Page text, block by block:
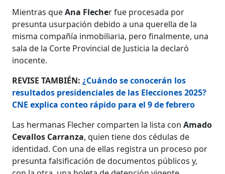
Mientras queAna Flecher fue procesada por
presunta usurpación debido a una querella de la
misma compañía inmobiliaria, pero finalmente, una
sala de la Corte Provincial de Justicia la declaró
inocente.
REVISE TAMBIÉN:¿Cuándo se conocerán los
resultados presidenciales de las Elecciones 2025?
CNE explica conteo rápido para el 9 de febrero
Las hermanas Flecher comparten la lista conAmado
Cevallos Carranza, quien tiene dos cédulas de
identidad. Con una de ellas registra un proceso por
presunta falsificación de documentos públicos y,